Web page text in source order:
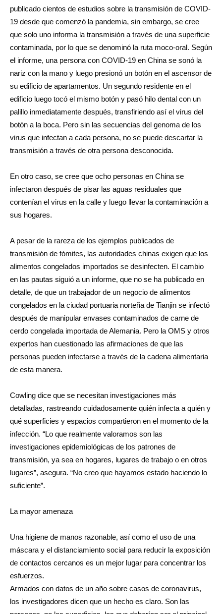
publicado cientos de estudios sobre la transmisión de COVID-
19 desde que comenzó la pandemia, sin embargo, se cree
que solo uno informa la transmisión a través de una superficie
contaminada, por lo que se denominó la ruta moco-oral. Según
el informe, una persona con COVID-19 en China se sonó la
nariz con la mano y luego presionó un botón en el ascensor de
su edificio de apartamentos. Un segundo residente en el
edificio luego tocó el mismo botón y pasó hilo dental con un
palillo inmediatamente después, transfiriendo así el virus del
botón a la boca. Pero sin las secuencias del genoma de los
virus que infectan a cada persona, no se puede descartar la
transmisión a través de otra persona desconocida.
En otro caso, se cree que ocho personas en China se
infectaron después de pisar las aguas residuales que
contenían el virus en la calle y luego llevar la contaminación a
sus hogares.
A pesar de la rareza de los ejemplos publicados de
transmisión de fómites, las autoridades chinas exigen que los
alimentos congelados importados se desinfecten. El cambio
en las pautas siguió a un informe, que no se ha publicado en
detalle, de que un trabajador de un negocio de alimentos
congelados en la ciudad portuaria norteña de Tianjin se infectó
después de manipular envases contaminados de carne de
cerdo congelada importada de Alemania. Pero la OMS y otros
expertos han cuestionado las afirmaciones de que las
personas pueden infectarse a través de la cadena alimentaria
de esta manera.
Cowling dice que se necesitan investigaciones más
detalladas, rastreando cuidadosamente quién infecta a quién y
qué superficies y espacios compartieron en el momento de la
infección. “Lo que realmente valoramos son las
investigaciones epidemiológicas de los patrones de
transmisión, ya sea en hogares, lugares de trabajo o en otros
lugares”, asegura. “No creo que hayamos estado haciendo lo
suficiente”.
La mayor amenaza
Una higiene de manos razonable, así como el uso de una
máscara y el distanciamiento social para reducir la exposición
de contactos cercanos es un mejor lugar para concentrar los
esfuerzos.
Armados con datos de un año sobre casos de coronavirus,
los investigadores dicen que un hecho es claro. Son las